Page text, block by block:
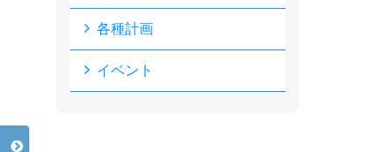
各種計画
イベント